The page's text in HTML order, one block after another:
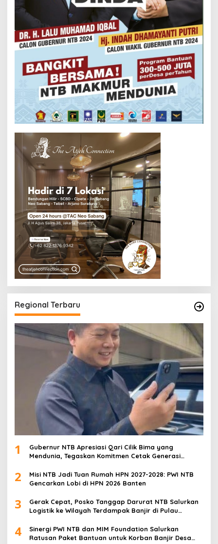
Regional Terbaru
1
Gubernur NTB Apresiasi Qari Cilik Bima yang
Mendunia, Tegaskan Komitmen Cetak Generasi
2
Misi NTB Jadi Tuan Rumah HPN 2027-2028: PWI NTB
Gencarkan Lobi di HPN 2026 Banten
3
Gerak Cepat, Posko Tanggap Darurat NTB Salurkan
Logistik ke Wilayah Terdampak Banjir di Pulau
4
Sinergi PWI NTB dan MIM Foundation Salurkan
Ratusan Paket Bantuan untuk Korban Banjir Desa